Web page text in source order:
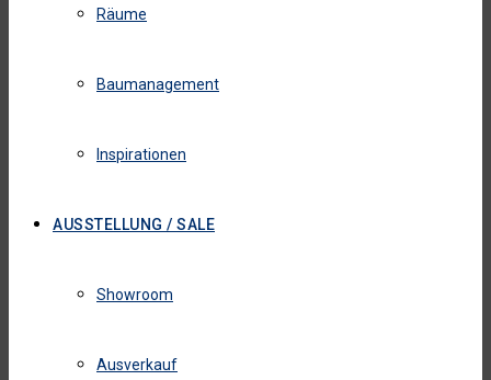
Räume
Baumanagement
Inspirationen
AUSSTELLUNG / SALE
Showroom
Ausverkauf